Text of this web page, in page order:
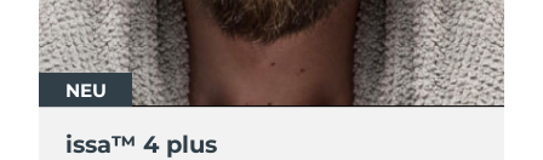
NEU
issa™ 4 plus
NEU
issa™ 4 plus